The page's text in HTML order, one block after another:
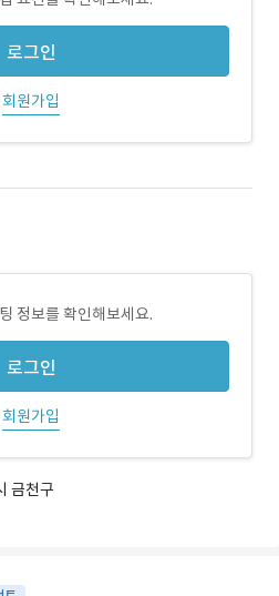
로그인
회원가입
정보를 확인해보세요.
로그인
회원가입
금천구